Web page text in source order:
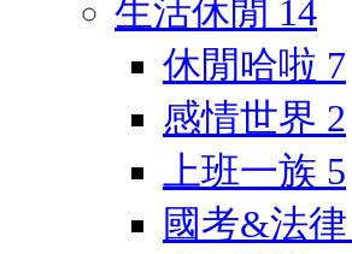
生活休閒 14
休閒哈啦 7
感情世界 2
上班一族 5
國考&法律